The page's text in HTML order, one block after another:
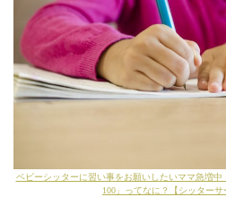
ベビーシッターに習い事をお願いしたいママ急増
100」ってなに？【シッターサ